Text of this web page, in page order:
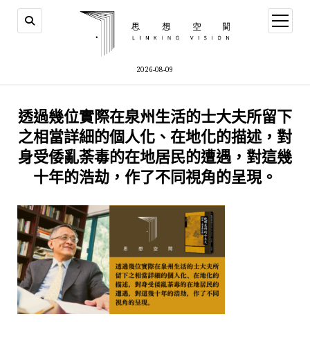
2026-08-09
open
menu
透過幾位實際在泉州生活的士大夫所留下
之相當詳細的個人化、在地化的描述，對
身受倭亂荼毒的在地居民的遭遇，對這幾
十年的浩劫，作了不同視角的呈現。